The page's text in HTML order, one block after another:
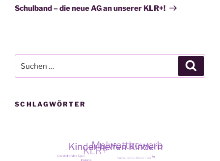
Beitrag
Schulband – die neue AG an unserer KLR+!
nach:
SCHLAGWÖRTER